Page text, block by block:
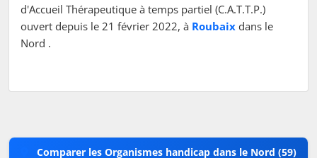
d'Accueil Thérapeutique à temps partiel (C.A.T.T.P.)
ouvert depuis le 21 février 2022, à Roubaix dans le
Nord .
Comparer les Organismes handicap dans le Nord (59)